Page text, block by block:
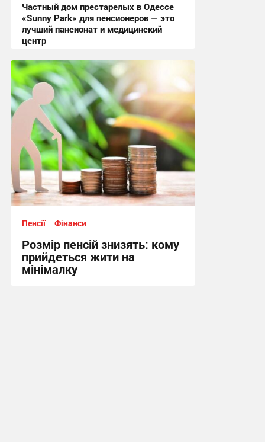
Частный дом престарелых в Одессе
«Sunny Park» для пенсионеров — это
лучший пансионат и медицинский
центр
07:16, 24.03.2025
Пенсії Фінанси
Розмір пенсій знизять: кому
прийдеться жити на
мінімалку